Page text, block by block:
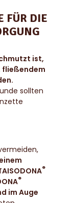
FÜR DIE
ist,
fließendem
sollten
®
®
im Auge